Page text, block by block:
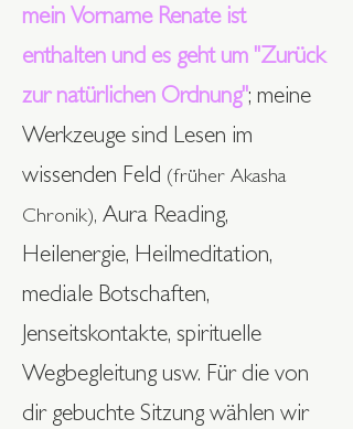
mein Vorname Renate ist
enthalten und es geht um "Zurück
zur natürlichen Ordnung"; meine
Werkzeuge sind Lesen im
wissenden Feld (früher Akasha
Chronik), Aura Reading,
Heilenergie, Heilmeditation,
mediale Botschaften,
Jenseitskontakte, spirituelle
Wegbegleitung usw. Für die von
dir gebuchte Sitzung wählen wir